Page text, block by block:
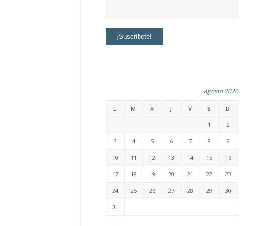
agosto 2026
L M X J V S D
1 2
3 4 5 6 7 8 9
10 11 12 13 14 15 16
17 18 19 20 21 22 23
24 25 26 27 28 29 30
31